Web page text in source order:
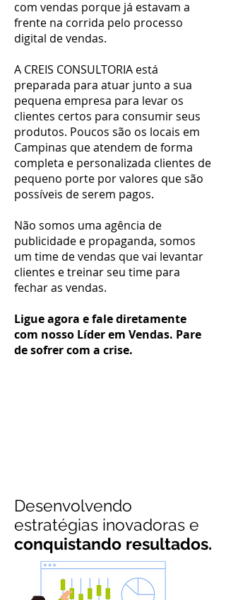
com vendas porque já estavam a
frente na corrida pelo processo
digital de vendas.
A CREIS CONSULTORIA está
preparada para atuar junto a sua
pequena empresa para levar os
clientes certos para consumir seus
produtos. Poucos são os locais em
Campinas que atendem de forma
completa e personalizada clientes de
pequeno porte por valores que são
possíveis de serem pagos.
Não somos uma agência de
publicidade e propaganda, somos
um time de vendas que vai levantar
clientes e treinar seu time para
fechar as vendas.
Ligue agora e fale diretamente
com nosso Líder em Vendas. Pare
de sofrer com a crise.
Desenvolvendo
estratégias inovadoras e
conquistando resultados.